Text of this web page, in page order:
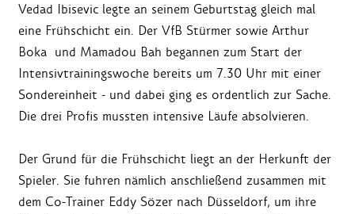
Vedad Ibisevic legte an seinem Geburtstag gleich mal
eine Frühschicht ein. Der VfB Stürmer sowie Arthur
Boka und Mamadou Bah begannen zum Start der
Intensivtrainingswoche bereits um 7.30 Uhr mit einer
Sondereinheit - und dabei ging es ordentlich zur Sache.
Die drei Profis mussten intensive Läufe absolvieren.
Der Grund für die Frühschicht liegt an der Herkunft der
Spieler. Sie fuhren nämlich anschließend zusammen mit
dem Co-Trainer Eddy Sözer nach Düsseldorf, um ihre